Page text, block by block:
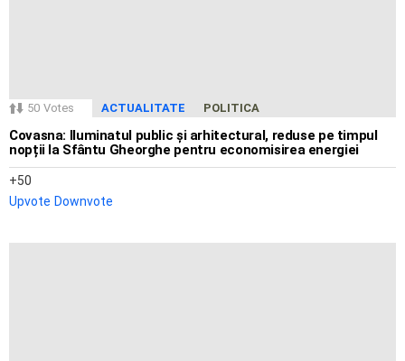
50 Votes ACTUALITATE POLITICA
Covasna: Iluminatul public și arhitectural, reduse pe timpul
nopții la Sfântu Gheorghe pentru economisirea energiei
50
Upvote Downvote